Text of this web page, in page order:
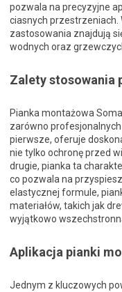
pozwala na precyzyjne
ciasnych przestrzeniach.
zastosowania znajdują
wodnych oraz
Zalety stosowania
Pianka montażowa
zarówno
pierwsze, oferuje
nie tylko ochronę przed
drugie, pianka ta
co pozwala na
elastycznej formule,
materiałów, takich jak
wyjątkowo
Aplikacja pianki
Jednym z kluczowych